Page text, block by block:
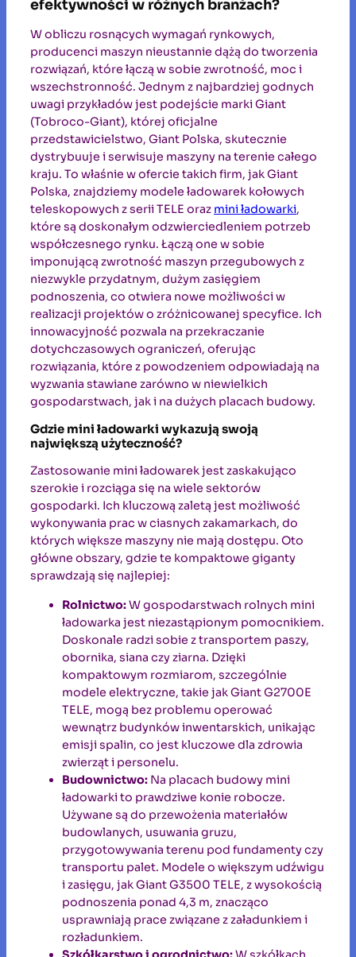
efektywności w różnych branżach?
W obliczu rosnących wymagań rynkowych,
producenci maszyn nieustannie dążą do tworzenia
rozwiązań, które łączą w sobie zwrotność, moc i
wszechstronność. Jednym z najbardziej godnych
uwagi przykładów jest podejście marki Giant
(Tobroco-Giant), której oficjalne
przedstawicielstwo, Giant Polska, skutecznie
dystrybuuje i serwisuje maszyny na terenie całego
kraju. To właśnie w ofercie takich firm, jak Giant
Polska, znajdziemy modele ładowarek kołowych
teleskopowych z serii TELE oraz mini ładowarki,
które są doskonałym odzwierciedleniem potrzeb
współczesnego rynku. Łączą one w sobie
imponującą zwrotność maszyn przegubowych z
niezwykle przydatnym, dużym zasięgiem
podnoszenia, co otwiera nowe możliwości w
realizacji projektów o zróżnicowanej specyfice. Ich
innowacyjność pozwala na przekraczanie
dotychczasowych ograniczeń, oferując
rozwiązania, które z powodzeniem odpowiadają na
wyzwania stawiane zarówno w niewielkich
gospodarstwach, jak i na dużych placach budowy.
Gdzie mini ładowarki wykazują swoją
największą użyteczność?
Zastosowanie mini ładowarek jest zaskakująco
szerokie i rozciąga się na wiele sektorów
gospodarki. Ich kluczową zaletą jest możliwość
wykonywania prac w ciasnych zakamarkach, do
których większe maszyny nie mają dostępu. Oto
główne obszary, gdzie te kompaktowe giganty
sprawdzają się najlepiej:
Rolnictwo:W gospodarstwach rolnych mini
ładowarka jest niezastąpionym pomocnikiem.
Doskonale radzi sobie z transportem paszy,
obornika, siana czy ziarna. Dzięki
kompaktowym rozmiarom, szczególnie
modele elektryczne, takie jak Giant G2700E
TELE, mogą bez problemu operować
wewnątrz budynków inwentarskich, unikając
emisji spalin, co jest kluczowe dla zdrowia
zwierząt i personelu.
Budownictwo: Na placach budowy mini
ładowarki to prawdziwe konie robocze.
Używane są do przewożenia materiałów
budowlanych, usuwania gruzu,
przygotowywania terenu pod fundamenty czy
transportu palet. Modele o większym udźwigu
i zasięgu, jak Giant G3500 TELE, z wysokością
podnoszenia ponad 4,3 m, znacząco
usprawniają prace związane z załadunkiem i
rozładunkiem.